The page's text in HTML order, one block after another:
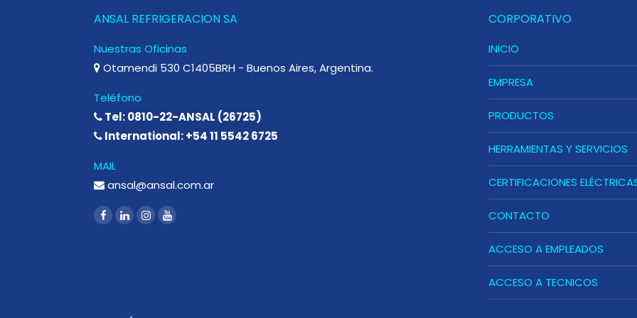
ANSAL REFRIGERACION SA
Nuestras Oficinas
Otamendi 530 C1405BRH - Buenos Aires, Argentina.
Teléfono
Tel: 0810-22-ANSAL (26725)
International: +54 11 5542 6725
MAIL
ansal@ansal.com.ar
CORPORATIVO
INICIO
EMPRESA
PRODUCTOS
HERRAMIENTAS Y SERVICIOS
CERTIFICACIONES
CONTACTO
ACCESO A EMPLEADOS
ACCESO A TECNICOS